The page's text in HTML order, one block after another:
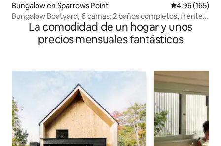
Bungalow en Sparrows Point Calificación
4.95 (165)
Bungalow Boatyard, 6 camas; 2 baños completos, frente
al marLa comodidad de un hogar y unos
precios mensuales fantásticos